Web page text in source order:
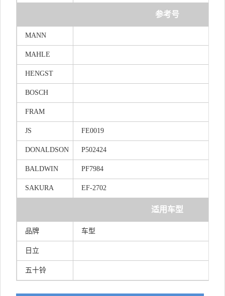
参考号
MANN
MAHLE
HENGST
BOSCH
FRAM
JS FE0019
DONALDSON P502424
BALDWIN PF7984
SAKURA EF-2702
适用车型
品牌 车型
日立
五十铃